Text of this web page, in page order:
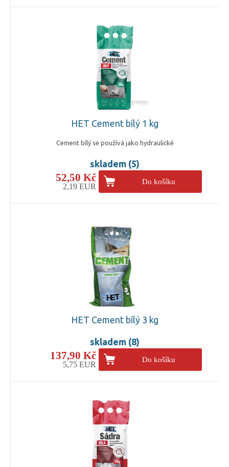
HET Cement bílý 1 kg
Cement bílý se používá jako hydraulické
skladem (5)
52,50 Kč
2,19 EUR
Do košíku
HET Cement bílý 3 kg
skladem (8)
137,90 Kč
5,75 EUR
Do košíku